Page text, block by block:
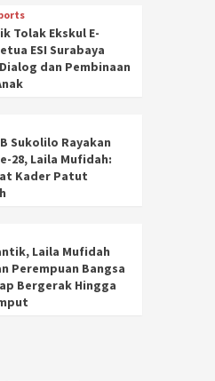
Tolak Ekskul E-
ESI Surabaya
dan Pembinaan
Sukolilo Rayakan
28, Laila Mufidah:
Kader Patut
Laila Mufidah
Perempuan Bangsa
Bergerak Hingga